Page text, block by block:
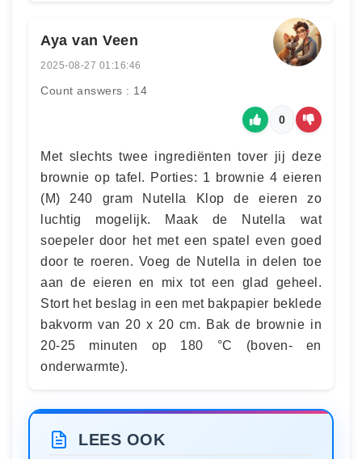
Aya van Veen
2025-08-27 01:16:46
Count answers : 14
0
Met slechts twee ingrediënten tover jij deze
brownie op tafel. Porties: 1 brownie 4 eieren
(M) 240 gram Nutella Klop de eieren zo
luchtig mogelijk. Maak de Nutella wat
soepeler door het met een spatel even goed
door te roeren. Voeg de Nutella in delen toe
aan de eieren en mix tot een glad geheel.
Stort het beslag in een met bakpapier beklede
bakvorm van 20 x 20 cm. Bak de brownie in
20-25 minuten op 180 °C (boven- en
onderwarmte).
LEES OOK